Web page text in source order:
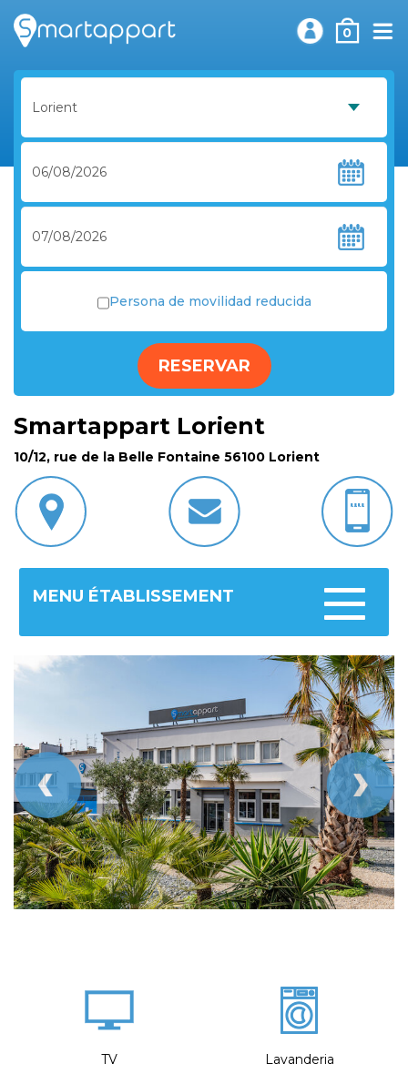
0
Persona de movilidad reducida
RESERVAR
Smartappart Lorient
10/12, rue de la Belle Fontaine 56100 Lorient
Toggle
MENU ÉTABLISSEMENT
TV Lavanderia